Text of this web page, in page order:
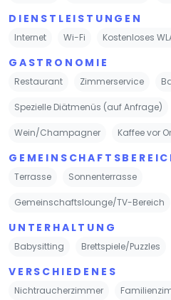
DIENSTLEISTUNGEN
Internet Wi-Fi Kostenloses
GASTRONOMIE
Restaurant Zimmerservice
Spezielle Diätmenüs (auf Anfrage)
Wein/Champagner Kaffee vor
Terrasse Sonnenterrasse
Gemeinschaftslounge/TV-Bereich
UNTERHALTUNG
Babysitting Brettspiele/Puzzles
VERSCHIEDENES
Nichtraucherzimmer